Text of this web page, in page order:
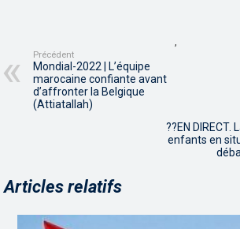
,
Précédent
Mondial-2022 | L’équipe
marocaine confiante avant
d’affronter la Belgique
(Attiatallah)
??EN DIRECT.
enfants en
Articles relatifs